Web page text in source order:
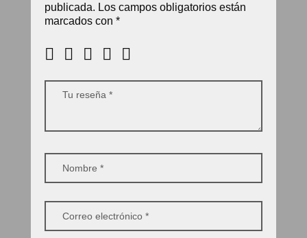
publicada. Los campos obligatorios están
marcados con *